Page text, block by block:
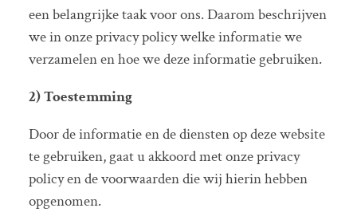
een belangrijke taak voor ons. Daarom beschrijven
we in onze privacy policy welke informatie we
verzamelen en hoe we deze informatie gebruiken.
2) Toestemming
Door de informatie en de diensten op deze website
te gebruiken, gaat u akkoord met onze privacy
policy en de voorwaarden die wij hierin hebben
opgenomen.